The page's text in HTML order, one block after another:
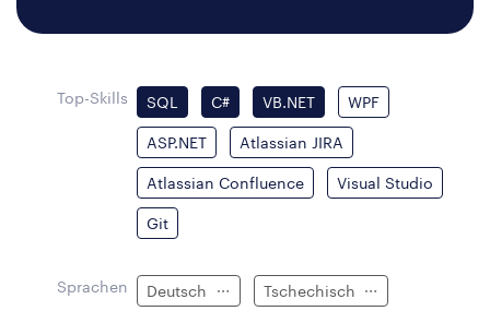
Top-Skills SQL C# VB.NET WPF
ASP.NET Atlassian JIRA
Atlassian Confluence Visual Studio
Git
Sprachen Deutsch Tschechisch